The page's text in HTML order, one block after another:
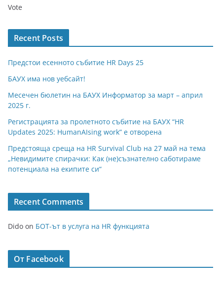
Vote
Recent Posts
Предстои есенното събитие HR Days 25
БАУХ има нов уебсайт!
Месечен бюлетин на БАУХ Информатор за март – април
2025 г.
Регистрацията за пролетното събитие на БАУХ “HR
Updates 2025: HumanAIsing work” е отворена
Предстояща среща на HR Survival Club на 27 май на тема
„Невидимите спирачки: Как (не)съзнателно саботираме
потенциала на екипите си“
Recent Comments
Dido on БОТ-ът в услуга на HR функцията
От Facebook